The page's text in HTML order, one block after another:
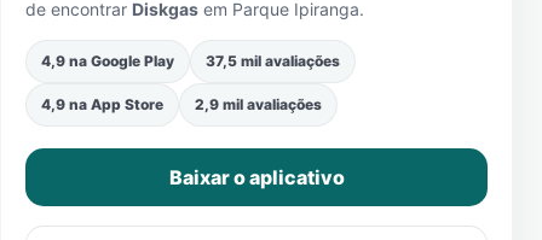
de encontrar Diskgas em Parque Ipiranga.
4,9 na Google Play 37,5 mil avaliações
4,9 na App Store 2,9 mil avaliações
Baixar o aplicativo